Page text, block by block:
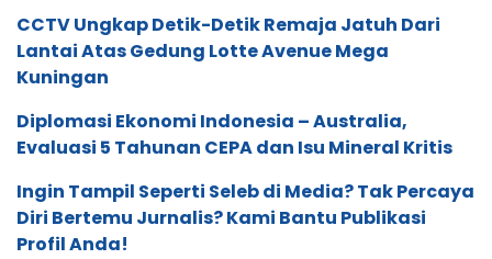
CCTV Ungkap Detik-Detik Remaja Jatuh Dari
Lantai Atas Gedung Lotte Avenue Mega
Kuningan
Diplomasi Ekonomi Indonesia – Australia,
Evaluasi 5 Tahunan CEPA dan Isu Mineral Kritis
Ingin Tampil Seperti Seleb di Media? Tak Percaya
Diri Bertemu Jurnalis? Kami Bantu Publikasi
Profil Anda!